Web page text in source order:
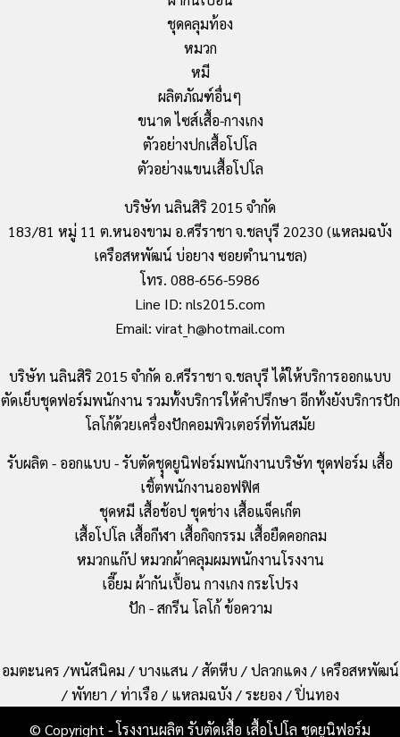
ชุดคลุมท้อง
หมวก
หมี
ผลิตภัณฑ์อื่นๆ
ขนาด ไซส์เสื้อ-กางเกง
ตัวอย่างปกเสื้อโปโล
ตัวอย่างแขนเสื้อโปโล
บริษัท นลินสิริ 2015 จำกัด
183/81 หมู่ 11 ต.หนองขาม อ.ศรีราชา จ.ชลบุรี 20230 (แหลมฉบัง
เครือสหพัฒน์ บ่อยาง ซอยตำนานชล)
โทร. 088-656-5986
Line ID: nls2015.com
Email: virat_h@hotmail.com
บริษัท นลินสิริ 2015 จำกัด อ.ศรีราชา จ.ชลบุรี ได้ให้บริการออกแบบ
ตัดเย็บชุดฟอร์มพนักงาน รวมทั้งบริการให้คำปรึกษา อีกทั้งยังบริการปัก
โลโก้ด้วยเครื่องปักคอมพิวเตอร์ที่ทันสมัย
รับผลิต - ออกแบบ - รับตัดชุุดยูนิฟอร์มพนักงานบริษัท ชุดฟอร์ม เสื้อ
เชิ้ตพนักงานออฟฟิศ
ชุดหมี เสื้อช้อป ชุดช่าง เสื้อแจ็คเก็ต
เสื้อโปโล เสื้อกีฬา เสื้อกิจกรรม เสื้อยืดคอกลม
หมวกแก๊ป หมวกผ้าคลุมผมพนักงานโรงงาน
เอี๊ยม ผ้ากันเปื้อน กางเกง กระโปรง
ปัก - สกรีน โลโก้ ข้อความ
อมตะนคร /พนัสนิคม / บางแสน / สัตหีบ / ปลวกแดง / เครือสหพัฒน์
/ พัทยา / ท่าเรือ / แหลมฉบัง / ระยอง / ปิ่นทอง
© Copyright - โรงงานผลิต รับตัดเสื้อ เสื้อโปโล ชุดยูนิฟอร์ม